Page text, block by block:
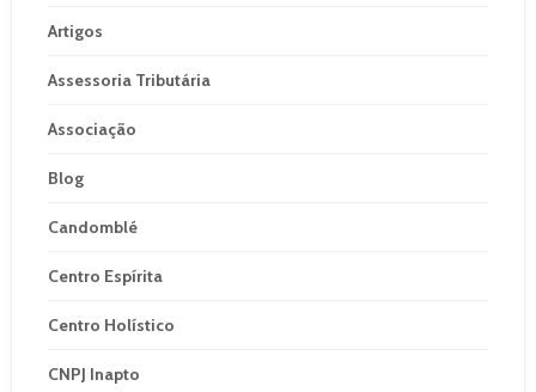
Artigos
Assessoria Tributária
Associação
Blog
Candomblé
Centro Espírita
Centro Holístico
CNPJ Inapto